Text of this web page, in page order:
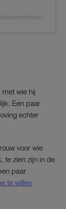
met wie hij
Een paar
echter
voor wie
te zien zijn in de
paar
te willen